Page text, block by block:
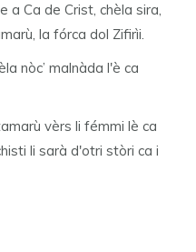
a Ca de Crist, chèla sira,
la fórca dol Zifirìi.
nòc’ malnàda l'è ca
vèrs li fémmi lè ca
li sarà d'otri stòri ca i